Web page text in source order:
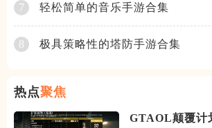
7 轻松简单的音乐手游合集
8 极具策略性的塔防手游合集
热点聚焦
GTAOL颠覆计